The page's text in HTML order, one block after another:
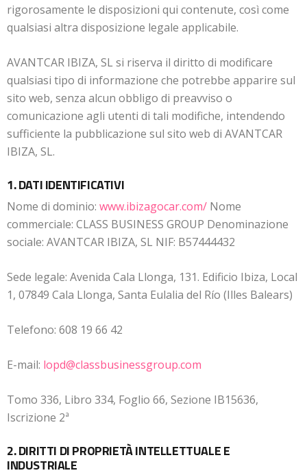
rigorosamente le disposizioni qui contenute, così come
qualsiasi altra disposizione legale applicabile.
AVANTCAR IBIZA, SL si riserva il diritto di modificare
qualsiasi tipo di informazione che potrebbe apparire sul
sito web, senza alcun obbligo di preavviso o
comunicazione agli utenti di tali modifiche, intendendo
sufficiente la pubblicazione sul sito web di AVANTCAR
IBIZA, SL.
1. DATI IDENTIFICATIVI
Nome di dominio: www.ibizagocar.com/ Nome
commerciale: CLASS BUSINESS GROUP Denominazione
sociale: AVANTCAR IBIZA, SL NIF: B57444432
Sede legale: Avenida Cala Llonga, 131. Edificio Ibiza, Local
1, 07849 Cala Llonga, Santa Eulalia del Río (Illes Balears)
Telefono: 608 19 66 42
E-mail: lopd@classbusinessgroup.com
Tomo 336, Libro 334, Foglio 66, Sezione IB15636,
Iscrizione 2ª
2. DIRITTI DI PROPRIETÀ INTELLETTUALE E
INDUSTRIALE